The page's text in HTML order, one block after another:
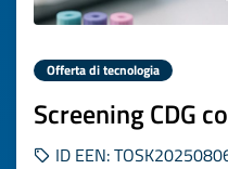
Offerta di tecnologia
Screening CDG
ID EEN: